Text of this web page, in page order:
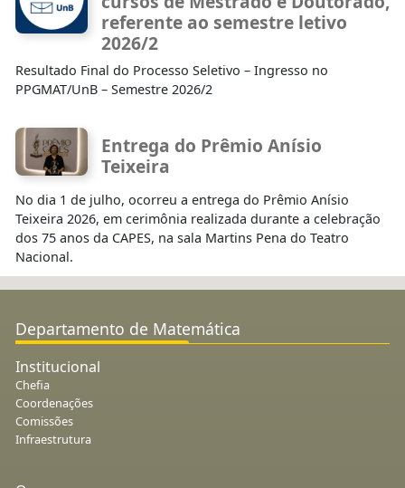
referente ao semestre letivo
2026/2
Resultado Final do Processo Seletivo – Ingresso no
PPGMAT/UnB – Semestre 2026/2
Entrega do Prêmio Anísio
Teixeira
No dia 1 de julho, ocorreu a entrega do Prêmio Anísio
Teixeira 2026, em cerimônia realizada durante a celebração
dos 75 anos da CAPES, na sala Martins Pena do Teatro
Nacional.
Departamento de Matemática
Institucional
Chefia
Coordenações
Comissões
Infraestrutura